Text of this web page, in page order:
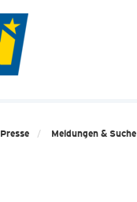
Presse Meldungen & Suche